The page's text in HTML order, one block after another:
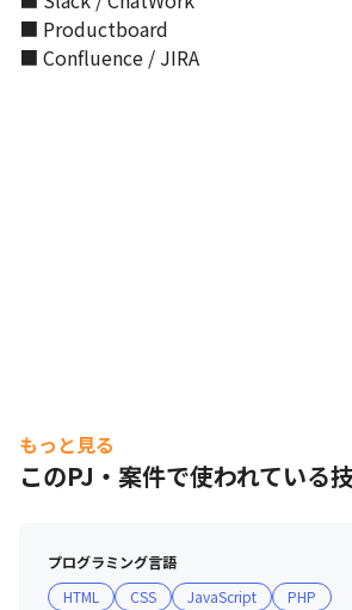
■ Productboard
■ Confluence / JIRA
もっと見る
このPJ・案件で使われている
プログラミング言語
HTML
CSS JavaScript PHP